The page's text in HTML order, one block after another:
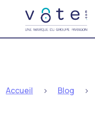
Accueil > Blog >